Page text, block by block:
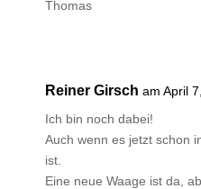
Thomas
Reiner Girsch am April
Ich bin noch dabei!
Auch wenn es jetzt schon
ist.
Eine neue Waage ist da,